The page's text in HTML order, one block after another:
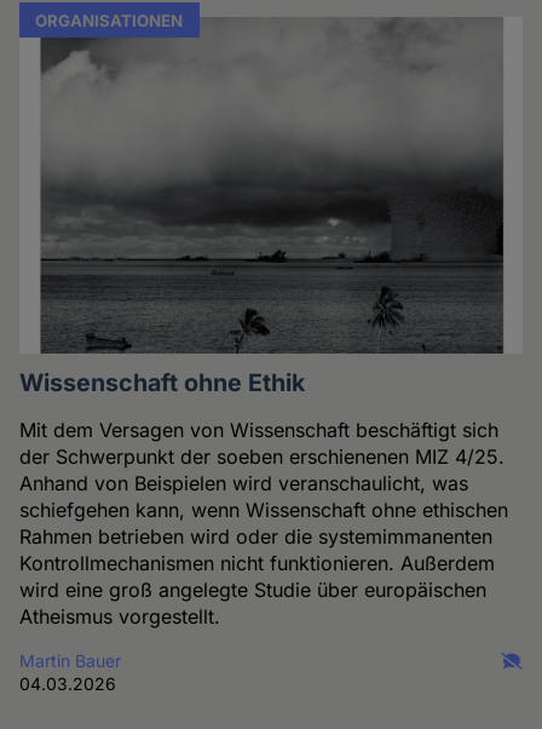
ORGANISATIONEN
Wissenschaft ohne Ethik
Mit dem Versagen von Wissenschaft beschäftigt sich
der Schwerpunkt der soeben erschienenen MIZ 4/25.
Anhand von Beispielen wird veranschaulicht, was
schiefgehen kann, wenn Wissenschaft ohne ethischen
Rahmen betrieben wird oder die systemimmanenten
Kontrollmechanismen nicht funktionieren. Außerdem
wird eine groß angelegte Studie über europäischen
Atheismus vorgestellt.
Martin Bauer
04.03.2026